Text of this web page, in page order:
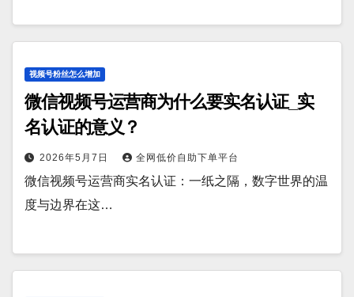
视频号粉丝怎么增加
微信视频号运营商为什么要实名认证_实
名认证的意义？
2026年5月7日 全网低价自助下单平台
微信视频号运营商实名认证：一纸之隔，数字世界的温
度与边界在这…